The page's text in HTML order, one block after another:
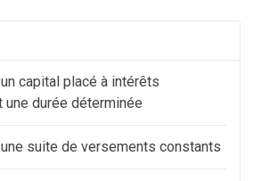
capital placé à intérêts
durée déterminée
suite de versements constants